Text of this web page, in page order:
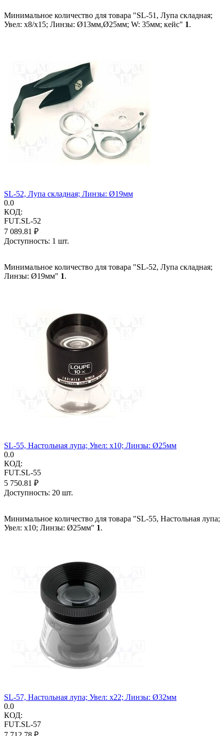
Минимальное количество для товара "SL-51, Лупа складная;
Увел: x8/x15; Линзы: Ø13мм,Ø25мм; W: 35мм; кейс" 1.
SL-52, Лупа складная; Линзы: Ø19мм
0.0
КОД:
FUT.SL-52
7 089.81 ₽
Доступность: 1 шт.
Минимальное количество для товара "SL-52, Лупа складная;
Линзы: Ø19мм" 1.
SL-55, Настольная лупа; Увел: x10; Линзы: Ø25мм
0.0
КОД:
FUT.SL-55
5 750.81 ₽
Доступность: 20 шт.
Минимальное количество для товара "SL-55, Настольная лупа;
Увел: x10; Линзы: Ø25мм" 1.
SL-57, Настольная лупа; Увел: x22; Линзы: Ø32мм
0.0
КОД:
FUT.SL-57